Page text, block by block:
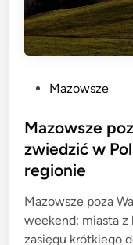
s
t
i
n
Mazowsze
Mazowsze
zwiedzić w
regionie
Mazowsze poza
weekend: miasta z
zasięgu krótkiego